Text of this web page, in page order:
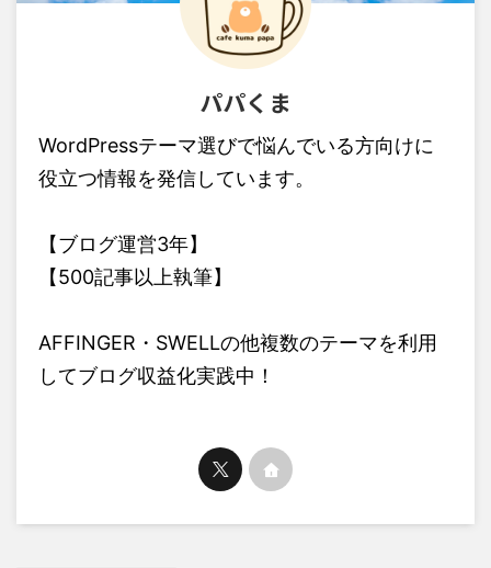
パパくま
WordPressテーマ選びで悩んでいる方向けに
役立つ情報を発信しています。
【ブログ運営3年】
【500記事以上執筆】
AFFINGER・SWELLの他複数のテーマを利用
してブログ収益化実践中！